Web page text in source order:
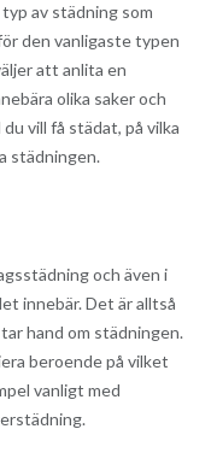
av städning som
den vanligaste typen
att anlita en
olika saker och
vill få städat, på vilka
städningen.
och även i
innebär. Det är alltså
hand om städningen.
beroende på vilket
vanligt med